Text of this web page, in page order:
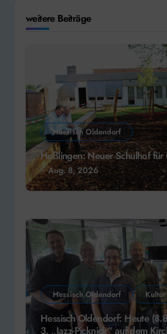
weitere Beiträge
Hessisch Oldendorf
Heßlingen: Neuer Schulhof für
Aug. 8, 2026
Hessisch Oldendorf Kultur
Hessisch Oldendorf: Heute
3. „Jazz-Picknick“ auf dem